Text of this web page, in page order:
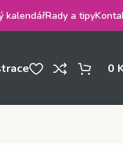
kalendářRady a tipy
0